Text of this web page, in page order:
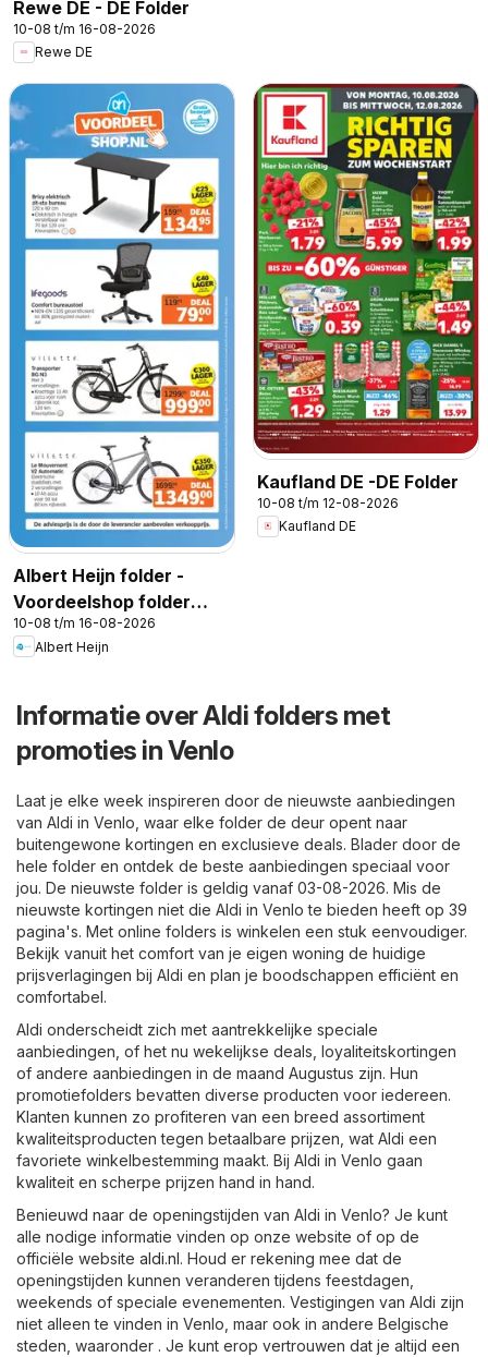
Rewe DE - DE Folder
10-08 t/m 16-08-2026
Rewe DE
Albert Heijn folder -
Voordeelshop folder
week 33
10-08 t/m 16-08-2026
Albert Heijn
Kaufland DE -DE Folder
10-08 t/m 12-08-2026
Kaufland DE
Informatie over Aldi folders met
promoties in Venlo
Laat je elke week inspireren door de nieuwste aanbiedingen
van Aldi in Venlo, waar elke folder de deur opent naar
buitengewone kortingen en exclusieve deals. Blader door de
hele folder en ontdek de beste aanbiedingen speciaal voor
jou. De nieuwste folder is geldig vanaf 03-08-2026. Mis de
nieuwste kortingen niet die Aldi in Venlo te bieden heeft op 39
pagina's. Met online folders is winkelen een stuk eenvoudiger.
Bekijk vanuit het comfort van je eigen woning de huidige
prijsverlagingen bij Aldi en plan je boodschappen efficiënt en
comfortabel.
Aldi onderscheidt zich met aantrekkelijke speciale
aanbiedingen, of het nu wekelijkse deals, loyaliteitskortingen
of andere aanbiedingen in de maand Augustus zijn. Hun
promotiefolders bevatten diverse producten voor iedereen.
Klanten kunnen zo profiteren van een breed assortiment
kwaliteitsproducten tegen betaalbare prijzen, wat Aldi een
favoriete winkelbestemming maakt. Bij Aldi in Venlo gaan
kwaliteit en scherpe prijzen hand in hand.
Benieuwd naar de openingstijden van Aldi in Venlo? Je kunt
alle nodige informatie vinden op onze website of op de
officiële website aldi.nl. Houd er rekening mee dat de
openingstijden kunnen veranderen tijdens feestdagen,
weekends of speciale evenementen. Vestigingen van Aldi zijn
niet alleen te vinden in Venlo, maar ook in andere Belgische
steden, waaronder . Je kunt erop vertrouwen dat je altijd een